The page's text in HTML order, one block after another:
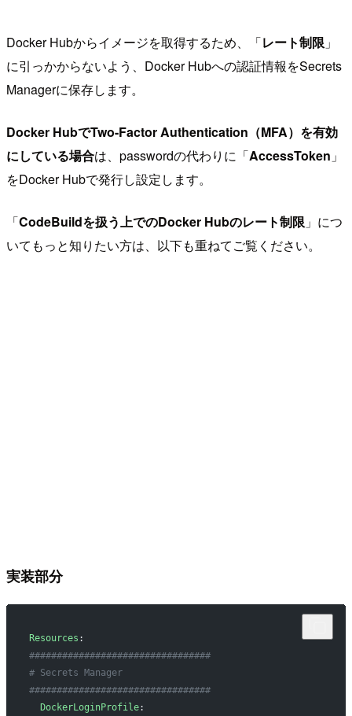
Docker Hubからイメージを取得するため、「レート制限 」
に引っかからないよう、Docker Hubへの認証情報をSecrets
Managerに保存します。
Docker HubでTwo-Factor Authentication（MFA）を有効
にしている場合は、passwordの代わりに「AccessToken 」
をDocker Hubで発行し設定します。
「CodeBuildを扱う上でのDocker Hubのレート制限 」につ
いてもっと知りたい方は、以下も重ねてご覧ください。
実装部分
Resources :
#################################
# Secrets Manager
#################################
  DockerLoginProfile
: